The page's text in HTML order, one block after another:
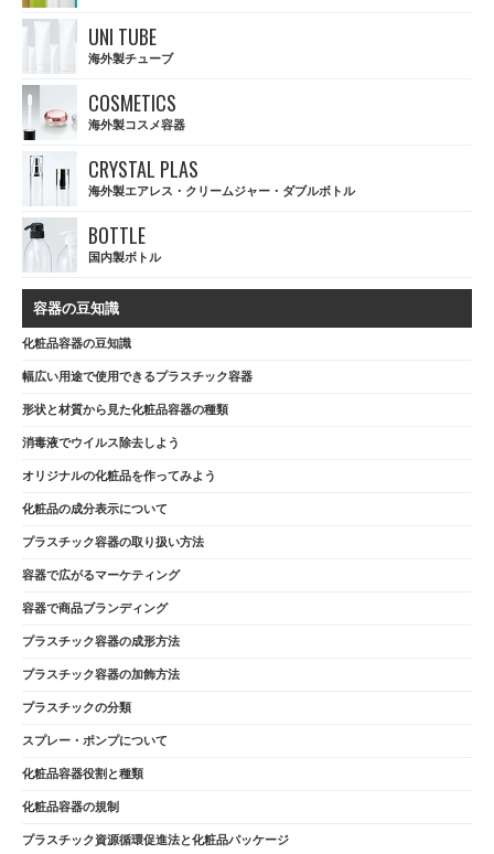
UNI TUBE
海外製チューブ
COSMETICS
海外製コスメ容器
CRYSTAL PLAS
海外製エアレス・クリームジャー・ダブルボトル
BOTTLE
国内製ボトル
容器の豆知識
化粧品容器の豆知識
幅広い用途で使用できるプラスチック容器
形状と材質から見た化粧品容器の種類
消毒液でウイルス除去しよう
オリジナルの化粧品を作ってみよう
化粧品の成分表示について
プラスチック容器の取り扱い方法
容器で広がるマーケティング
容器で商品ブランディング
プラスチック容器の成形方法
プラスチック容器の加飾方法
プラスチックの分類
スプレー・ポンプについて
化粧品容器役割と種類
化粧品容器の規制
プラスチック資源循環促進法と化粧品パッケージ